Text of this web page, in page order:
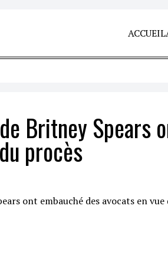
ACCUEIL
Britney Spears
procès